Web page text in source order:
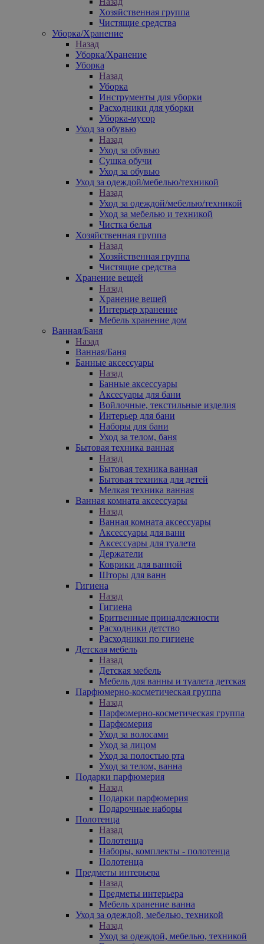
Хозяйственная группа
Чистящие средства
Уборка/Хранение
Назад
Уборка/Хранение
Уборка
Назад
Уборка
Инструменты для уборки
Расходники для уборки
Уборка-мусор
Уход за обувью
Назад
Уход за обувью
Сушка обучи
Уход за обувью
Уход за одеждой/мебелью/техникой
Назад
Уход за одеждой/мебелью/техникой
Уход за мебелью и техникой
Чистка белья
Хозяйственная группа
Назад
Хозяйственная группа
Чистящие средства
Хранение вещей
Назад
Хранение вещей
Интерьер хранение
Мебель хранение дом
Ванная/Баня
Назад
Ванная/Баня
Банные аксессуары
Назад
Банные аксессуары
Аксесуары для бани
Войлочные, текстильные изделия
Интерьер для бани
Наборы для бани
Уход за телом, баня
Бытовая техника ванная
Назад
Бытовая техника ванная
Бытовая техника для детей
Мелкая техника ванная
Ванная комната аксессуары
Назад
Ванная комната аксессуары
Аксессуары для ванн
Аксессуары для туалета
Держатели
Коврики для ванной
Шторы для ванн
Гигиена
Назад
Гигиена
Бритвенные принадлежности
Расходники детство
Расходники по гигиене
Детская мебель
Назад
Детская мебель
Мебель для ванны и туалета детская
Парфюмерно-косметическая группа
Назад
Парфюмерно-косметическая группа
Парфюмерия
Уход за волосами
Уход за лицом
Уход за полостью рта
Уход за телом, ванна
Подарки парфюмерия
Назад
Подарки парфюмерия
Подарочные наборы
Полотенца
Назад
Полотенца
Наборы, комплекты - полотенца
Полотенца
Предметы интерьера
Назад
Предметы интерьера
Мебель хранение ванна
Уход за одеждой, мебелью, техникой
Назад
Уход за одеждой, мебелью, техникой